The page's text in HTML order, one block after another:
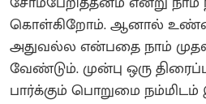
கொள்கிறோம். ஆனால்
அதுவல்ல என்பதை நாம்
வேண்டும். முன்பு ஒரு
பார்க்கும் பொறுமை நம்மிடம்